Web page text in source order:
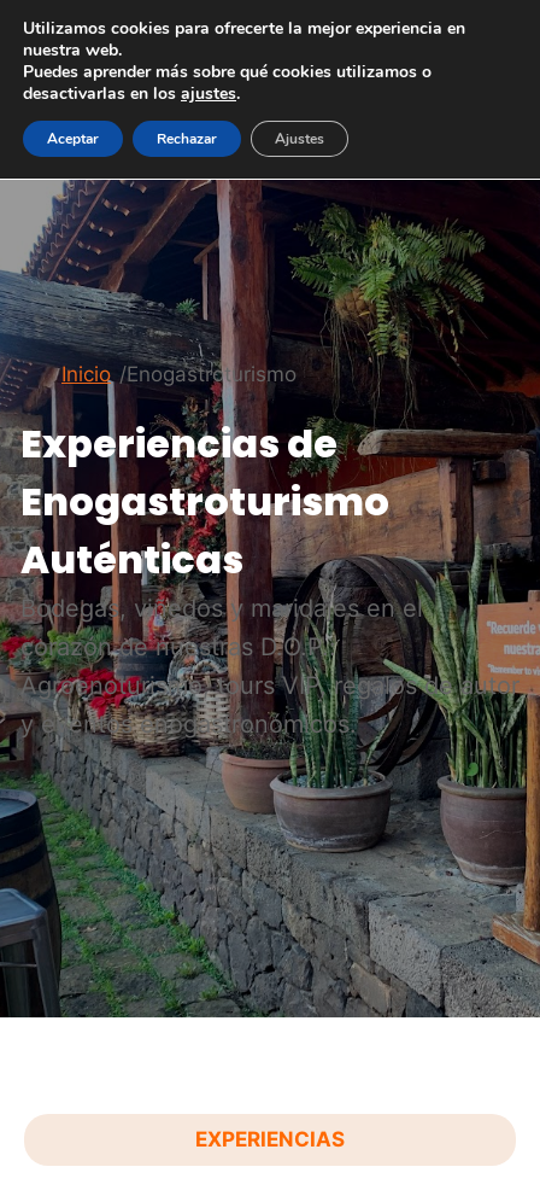
contenido
Inicio /Enogastroturismo
Experiencias de
Enogastroturismo
Auténticas
Bodegas, viñedos y maridajes en el
corazón de nuestras D.O.P.:
Agroenoturismo, tours VIP, regalos de autor
y eventos enogastronómicos.
EXPERIENCIAS
Utilizamos cookies para ofrecerte la mejor experiencia en
nuestra web.
Puedes aprender más sobre qué cookies utilizamos o
desactivarlas en los ajustes.
Aceptar Rechazar Ajustes